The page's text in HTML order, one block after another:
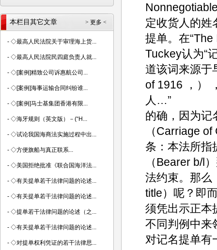
定收货人的姓
提单。在
Tuckey认为“
道该词来源于
of 1916 ，）
人…”
的确，因为记
（Carriage
条：本法所指
（Bearer b/l
法约束。那么
title）呢？即
须凭出示正本
不同判例中来
对记名提单有
> 更多 <
本栏目其它文章
- ◇最高人民法院关于审理海上货...
- ◇最高人民法院民四庭负责人就...
- ◇[案例]精致公司诉惠航公司...
- ◇[案例]海事运输合同纠纷谁...
- ◇[案例]马士基集团香港有限...
- ◇海牙规则（英文版）－(“H...
- ◇试论我国海商法实施过程中出...
- ◇方便旗船与真正联系...
- ◇美国拒绝批准《联合国海洋法...
- ◇有关提单若干法律问题的论述...
- ◇有关提单若干法律问题的论述...
- ◇提单若干法律问题的论述（之...
- ◇有关提单若干法律问题的论述...
- ◇对提单权利凭证的若干法律思...